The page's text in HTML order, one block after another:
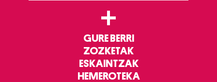
+
GURE BERRI
ZOZKETAK
ESKAINTZAK
HEMEROTEKA